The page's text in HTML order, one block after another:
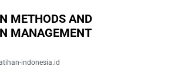
METHODS AND
MANAGEMENT
indonesia.id